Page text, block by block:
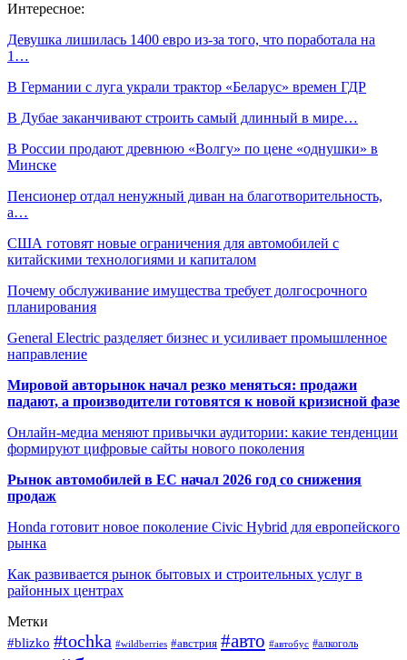
Интересное:
Девушка лишилась 1400 евро из-за того, что поработала на
1…
В Германии с луга украли трактор «Беларус» времен ГДР
В Дубае заканчивают строить самый длинный в мире…
В России продают древнюю «Волгу» по цене «однушки» в
Минске
Пенсионер отдал ненужный диван на благотворительность,
а…
США готовят новые ограничения для автомобилей с
китайскими технологиями и капиталом
Почему обслуживание имущества требует долгосрочного
планирования
General Electric разделяет бизнес и усиливает промышленное
направление
Мировой авторынок начал резко меняться: продажи
падают, а производители готовятся к новой кризисной фазе
Онлайн-медиа меняют привычки аудитории: какие тенденции
формируют цифровые сайты нового поколения
Рынок автомобилей в ЕС начал 2026 год со снижения
продаж
Honda готовит новое поколение Civic Hybrid для европейского
рынка
Как развивается рынок бытовых и строительных услуг в
районных центрах
Метки
#blizko #tochka #wildberries #австрия #авто #автобус #алкоголь